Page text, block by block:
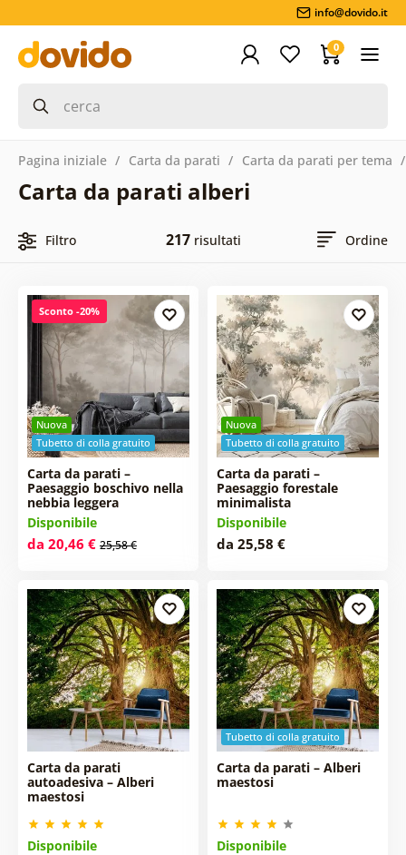
info@dovido.it
0
Pagina iniziale Carta da parati Carta da parati per tema
Carta da parati alberi
Filtro 217risultati Ordine
Nuova
Tubetto di colla gratuito
Sconto -20%
Carta da parati –
Paesaggio boschivo nella
nebbia leggera
Disponibile
da 20,46 € 25,58 €
Nuova
Tubetto di colla gratuito
Carta da parati –
Paesaggio forestale
minimalista
Disponibile
da 25,58 €
Carta da parati
autoadesiva – Alberi
maestosi
Disponibile
Tubetto di colla gratuito
Carta da parati – Alberi
maestosi
Disponibile